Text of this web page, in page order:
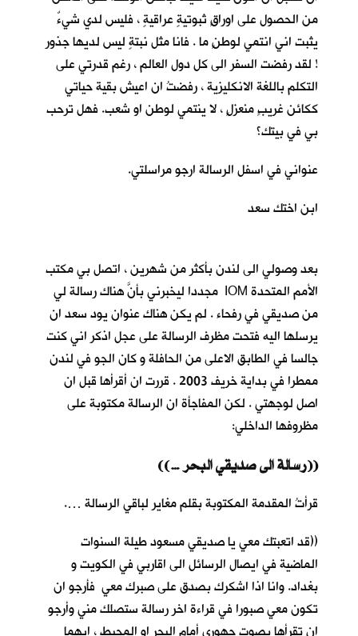
من الحصول على اوراقٍ ثبوتيةٍ عراقيةٍ ، فليس لدي شيءٌ
يثبت اني انتمي لوطنٍ ما . فانا مثل نبتةٍ ليس لديها جذور
! لقد رفضت السفر الى كل دول العالم ، رغم قدرتي على
التكلم باللغة الانكليزية ، رفضتُ ان اعيش بقية حياتي
ككائن غريبٍ منعزلٍ ، لا ينتمي لوطن او شعب. فهل ترحب
بي في بيتك؟
عنواني في اسفل الرسالة ارجو مراسلتي.
ابن اختك سعد
بعد وصولي الى لندن بأكثر من شهرين ، اتصل بي مكتب
الأمم المتحدة IOM مجددا ليخبرني بأنَّ هناك رسالة لي
من صديقي في رفحاء . لم يكن هناك عنوان يود سعد ان
يرسلها اليه فتحت مظرف الرسالة على عجل اذكر اني كنت
جالسا في الطابق الاعلى من الحافلة و كان الجو في لندن
ممطرا في بداية خريف 2003 . قررت ان أقرأها قبل ان
اصل لوجهتي . لكن المفاجأة ان الرسالة مكتوبة على
مظروفها الداخلي:
((… رسالة الى صديقي البحر))
قرأتُ المقدمة المكتوبة بقلم مغاير لباقي الرسالة ….
((قد اتعبتك معي يا صديقي مسعود طيلة السنوات
الماضية في ايصال الرسائل الى اقاربي في الكويت و
بغداد. وانا اذا اشكرك بصدق على صبرك معي فأرجو ان
تكون معي صبورا في قراءة اخر رسالة ستصلك مني وأرجو